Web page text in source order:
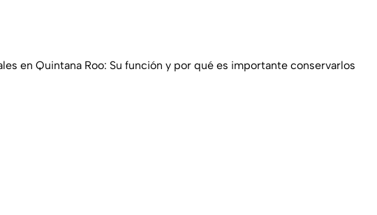
en Quintana Roo: Su función y por qué es importante conservarlos